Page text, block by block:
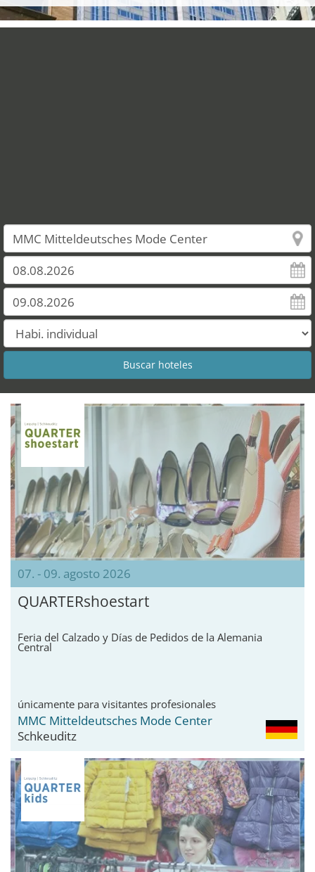
07. - 09. agosto 2026
QUARTERshoestart
Feria del Calzado y Días de Pedidos de la Alemania
Central
únicamente para visitantes profesionales
MMC Mitteldeutsches Mode Center
Schkeuditz